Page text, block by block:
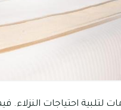
لتلبية احتياجات النزلاء.